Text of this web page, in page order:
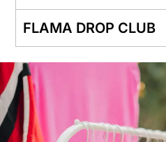
FLAMA DROP CLUB